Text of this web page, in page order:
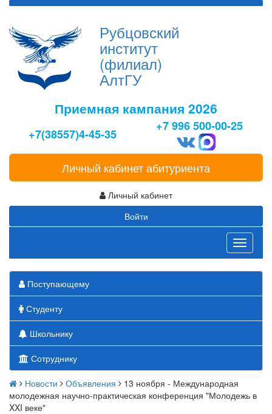
Рубцовский
институт
(филиал)
АлтГУ
Приемная кампания 2026
+7(38557)4-45-35
+7 996 500-00-25
Личный кабинет абитуриента
Личный кабинет
Войти
Toggle
Поступающему
Студенту
Школьнику
Сотруднику
Новости Объявления
13 ноября - Международная
молодежная научно-практическая конференция "Молодежь в
XXI веке"